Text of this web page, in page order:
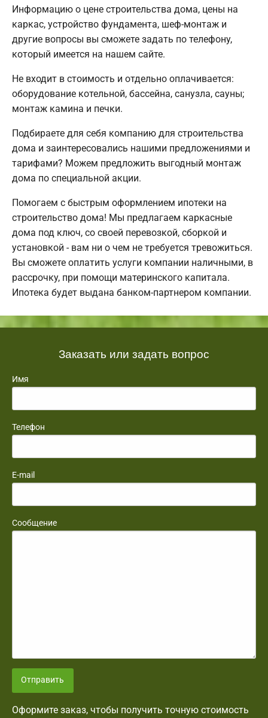
Информацию о цене строительства дома, цены на
каркас, устройство фундамента, шеф-монтаж и
другие вопросы вы сможете задать по телефону,
который имеется на нашем сайте.
Не входит в стоимость и отдельно оплачивается:
оборудование котельной, бассейна, санузла, сауны;
монтаж камина и печки.
Подбираете для себя компанию для строительства
дома и заинтересовались нашими предложениями и
тарифами? Можем предложить выгодный монтаж
дома по специальной акции.
Помогаем с быстрым оформлением ипотеки на
строительство дома! Мы предлагаем каркасные
дома под ключ, со своей перевозкой, сборкой и
установкой - вам ни о чем не требуется тревожиться.
Вы сможете оплатить услуги компании наличными, в
рассрочку, при помощи материнского капитала.
Ипотека будет выдана банком-партнером компании.
Заказать или задать вопрос
Имя
Телефон
E-mail
Сообщение
Отправить
Оформите заказ, чтобы получить точную стоимость